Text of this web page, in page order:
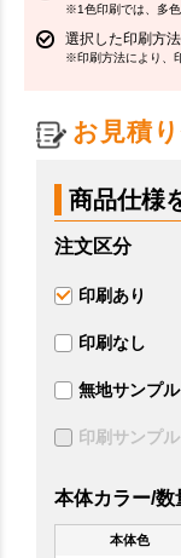
※1色印刷では、多色
選択した印刷方
※印刷方法により、
お見積
商品仕様
注文区分
印刷あり
印刷なし
無地サンプル
印刷サンプル
本体カラー/数
本体色